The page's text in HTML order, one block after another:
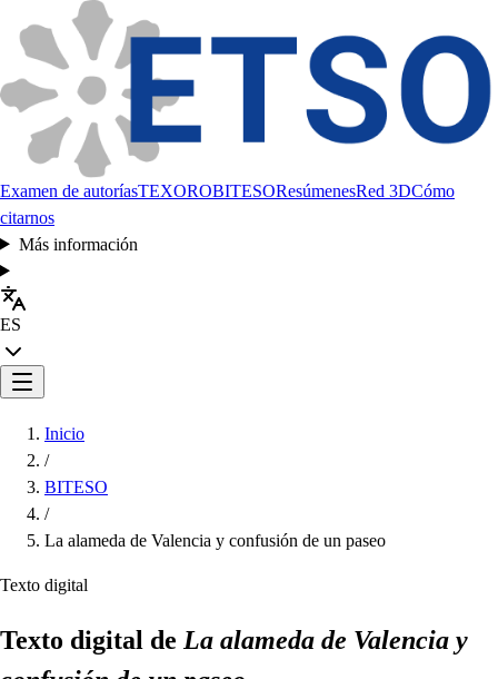
Examen de autoríasTEXOROBITESOResúmenesRed 3DCómo
citarnos
Más información
ES
Inicio
/
BITESO
/
La alameda de Valencia y confusión de un paseo
Texto digital
Texto digital de La alameda de Valencia y